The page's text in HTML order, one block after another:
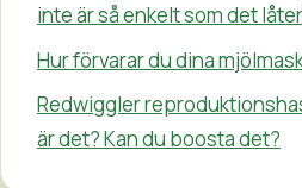
inte är så enkelt som det
Hur förvarar du dina
Redwiggler
är det? Kan du boosta det?